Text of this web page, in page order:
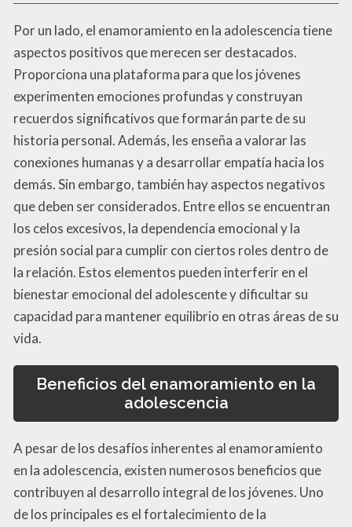
Por un lado, el enamoramiento en la adolescencia tiene
aspectos positivos que merecen ser destacados.
Proporciona una plataforma para que los jóvenes
experimenten emociones profundas y construyan
recuerdos significativos que formarán parte de su
historia personal. Además, les enseña a valorar las
conexiones humanas y a desarrollar empatía hacia los
demás. Sin embargo, también hay aspectos negativos
que deben ser considerados. Entre ellos se encuentran
los celos excesivos, la dependencia emocional y la
presión social para cumplir con ciertos roles dentro de
la relación. Estos elementos pueden interferir en el
bienestar emocional del adolescente y dificultar su
capacidad para mantener equilibrio en otras áreas de su
vida.
Beneficios del enamoramiento en la
adolescencia
A pesar de los desafíos inherentes al enamoramiento
en la adolescencia, existen numerosos beneficios que
contribuyen al desarrollo integral de los jóvenes. Uno
de los principales es el fortalecimiento de la